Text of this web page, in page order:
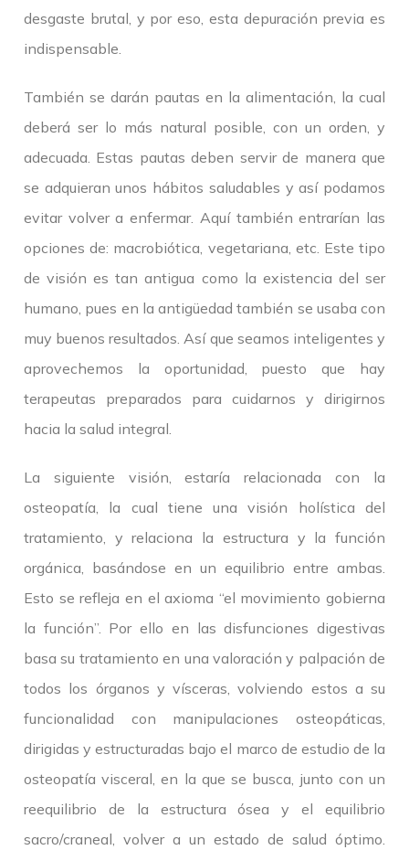
desgaste brutal, y por eso, esta depuración previa es
indispensable.
También se darán pautas en la alimentación, la cual
deberá ser lo más natural posible, con un orden, y
adecuada. Estas pautas deben servir de manera que
se adquieran unos hábitos saludables y así podamos
evitar volver a enfermar. Aquí también entrarían las
opciones de: macrobiótica, vegetariana, etc. Este tipo
de visión es tan antigua como la existencia del ser
humano, pues en la antigüedad también se usaba con
muy buenos resultados. Así que seamos inteligentes y
aprovechemos la oportunidad, puesto que hay
terapeutas preparados para cuidarnos y dirigirnos
hacia la salud integral.
La siguiente visión, estaría relacionada con la
osteopatía, la cual tiene una visión holística del
tratamiento, y relaciona la estructura y la función
orgánica, basándose en un equilibrio entre ambas.
Esto se refleja en el axioma “el movimiento gobierna
la función”. Por ello en las disfunciones digestivas
basa su tratamiento en una valoración y palpación de
todos los órganos y vísceras, volviendo estos a su
funcionalidad con manipulaciones osteopáticas,
dirigidas y estructuradas bajo el marco de estudio de la
osteopatía visceral, en la que se busca, junto con un
reequilibrio de la estructura ósea y el equilibrio
sacro/craneal, volver a un estado de salud óptimo.